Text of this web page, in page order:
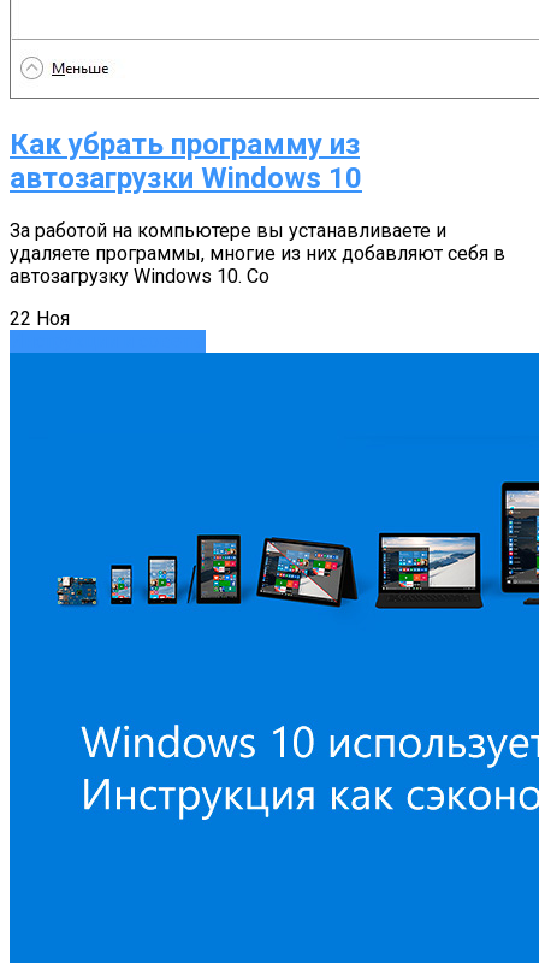
Как убрать программу из
автозагрузки Windows 10
За работой на компьютере вы устанавливаете и
удаляете программы, многие из них добавляют себя в
автозагрузку Windows 10. Со
22 Ноя